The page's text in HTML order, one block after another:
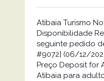
Atibaia Turismo
Disponibilidade
seguinte pedido
#9072] (06/12/
Preço Deposit for
Atibaia para